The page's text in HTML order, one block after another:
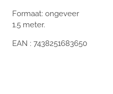
Formaat: ongeveer
1.5 meter.
EAN : 7438251683650